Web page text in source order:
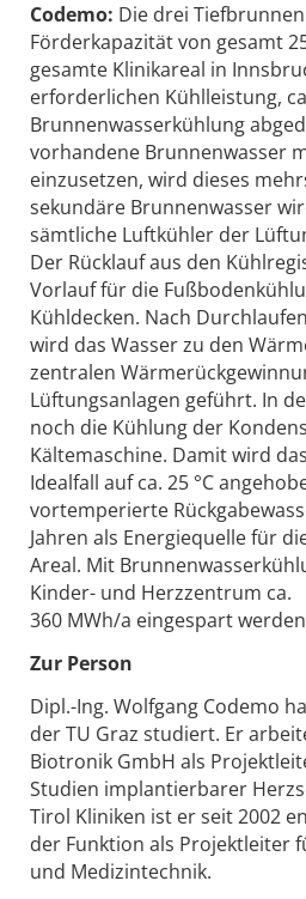
Codemo: Die drei
Förderkapazität von gesamt
gesamte Klinikareal in
erforderlichen Kühlleistung,
Brunnenwasserkühlung
vorhandene Brunnenwasser
einzusetzen, wird dieses
sekundäre Brunnenwasser
sämtliche Luftkühler der
Der Rücklauf aus den
Vorlauf für die
Kühldecken. Nach
wird das Wasser zu den
zentralen
Lüftungsanlagen geführt. In
noch die Kühlung der
Kältemaschine. Damit wird
Idealfall auf ca. 25 °C
vortemperierte
Jahren als Energiequelle für
Areal. Mit
Kinder- und Herzzentrum ca.
360 MWh/a eingespart
Zur Person
Dipl.-Ing. Wolfgang Codemo
der TU Graz studiert. Er
Biotronik GmbH als
Studien implantierbarer
Tirol Kliniken ist er seit 2002
der Funktion als Projektleiter
und Medizintechnik.